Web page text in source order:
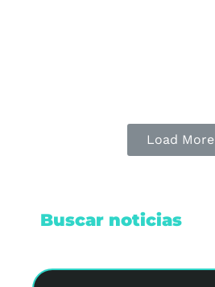
Load More
Buscar noticias